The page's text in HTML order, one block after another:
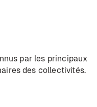
par les principaux
des collectivités.